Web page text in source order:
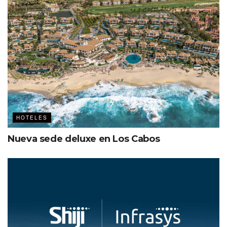
“La industria está en constante
evolución, y los viajeros hoy en día
son más exigentes; buscan más que
sólo una estancia, buscan una
experiencia inolvidable. Así nace
AVA, un concepto en el que todos
encontrarán ese espacio de lujo que
disfrutar experiencias
Mariana Briseño , RP de RCD Hotels.
HOTELES
Nueva sede deluxe en Los Cabos